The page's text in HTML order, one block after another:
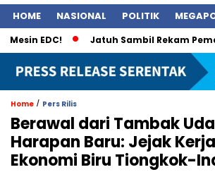
HOME NASIONAL POLITIK
EDC! Jatuh Sambil Rekam
Home / Pers Rilis
Berawal dari Tambak
Harapan Baru: Jejak
Ekonomi Biru Tiongkok-